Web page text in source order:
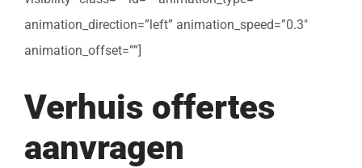
animation_direction=”left” animation_speed=”0.3″
animation_offset=””]
Verhuis offertes
aanvragen